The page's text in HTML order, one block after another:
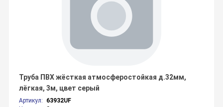
Артикул:
63932UF
Труба ПВХ жёсткая атмосферостойкая д.32мм,
лёгкая, 3м, цвет серый